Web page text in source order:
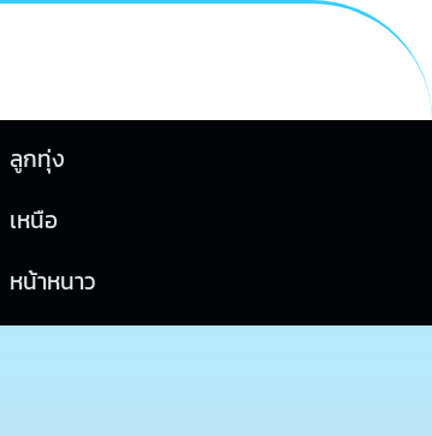
ลูกทุ่ง
เหนือ
หน้าหนาว